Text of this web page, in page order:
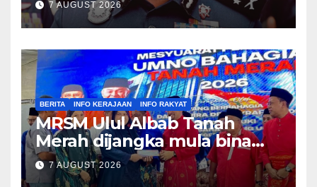
– Hussein Omar
7 AUGUST 2026
BERITA INFO KERAJAAN INFO RAKYAT
MRSM Ulul Albab Tanah
Merah dijangka mula bina
sebelum April tahun depan –
Asyraf Wajdi
7 AUGUST 2026